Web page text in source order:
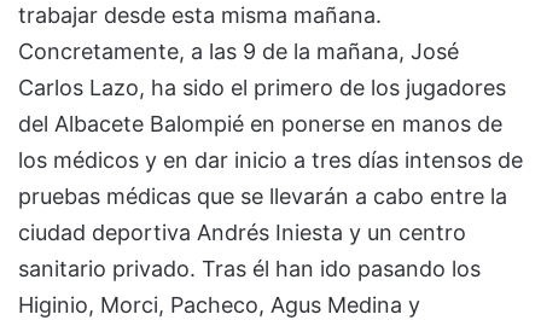
trabajar desde esta misma mañana.
Concretamente, a las 9 de la mañana, José
Carlos Lazo, ha sido el primero de los jugadores
del Albacete Balompié en ponerse en manos de
los médicos y en dar inicio a tres días intensos de
pruebas médicas que se llevarán a cabo entre la
ciudad deportiva Andrés Iniesta y un centro
sanitario privado. Tras él han ido pasando los
Higinio, Morci, Pacheco, Agus Medina y